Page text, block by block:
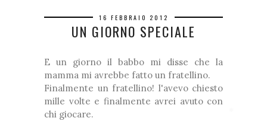
16 FEBBRAIO 2012
UN GIORNO SPECIALE
E un giorno il babbo mi disse che la
mamma mi avrebbe fatto un fratellino.
Finalmente un fratellino! l'avevo chiesto
mille volte e finalmente avrei avuto con
chi giocare.
❅ ❅